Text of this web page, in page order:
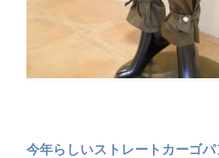
今年らしいストレートカーゴ